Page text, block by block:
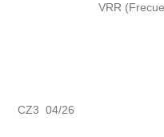
VRR
CZ3 04/26